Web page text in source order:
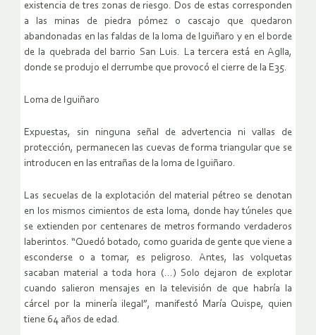
existencia de tres zonas de riesgo. Dos de estas corresponden
a las minas de piedra pómez o cascajo que quedaron
abandonadas en las faldas de la loma de Iguiñaro y en el borde
de la quebrada del barrio San Luis. La tercera está en Aglla,
donde se produjo el derrumbe que provocó el cierre de la E35.
Loma de Iguiñaro
Expuestas, sin ninguna señal de advertencia ni vallas de
protección, permanecen las cuevas de forma triangular que se
introducen en las entrañas de la loma de Iguiñaro.
Las secuelas de la explotación del material pétreo se denotan
en los mismos cimientos de esta loma, donde hay túneles que
se extienden por centenares de metros formando verdaderos
laberintos. “Quedó botado, como guarida de gente que viene a
esconderse o a tomar, es peligroso. Antes, las volquetas
sacaban material a toda hora (…) Solo dejaron de explotar
cuando salieron mensajes en la televisión de que habría la
cárcel por la minería ilegal”, manifestó María Quispe, quien
tiene 64 años de edad.